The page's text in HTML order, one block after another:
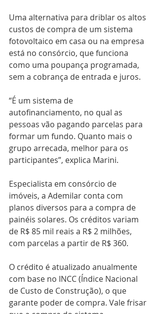
Uma alternativa para driblar os altos
custos de compra de um sistema
fotovoltaico em casa ou na empresa
está no consórcio, que funciona
como uma poupança programada,
sem a cobrança de entrada e juros.
“É um sistema de
autofinanciamento, no qual as
pessoas vão pagando parcelas para
formar um fundo. Quanto mais o
grupo arrecada, melhor para os
participantes”, explica Marini.
Especialista em consórcio de
imóveis, a Ademilar conta com
planos diversos para a compra de
painéis solares. Os créditos variam
de R$ 85 mil reais a R$ 2 milhões,
com parcelas a partir de R$ 360.
O crédito é atualizado anualmente
com base no INCC (Índice Nacional
de Custo de Construção), o que
garante poder de compra. Vale frisar